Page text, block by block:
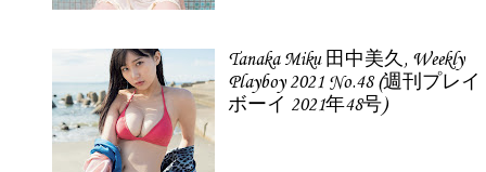
Tanaka Miku 田中美久, Weekly
Playboy 2021 No.48 (週刊プレイ
ボーイ 2021年48号)